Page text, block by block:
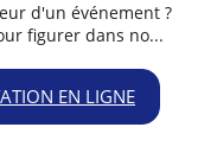
d'un événement ?
figurer dans no...
EN LIGNE